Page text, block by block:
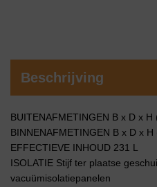
Beschrijving
BUITENAFMETINGEN B x D x
BINNENAFMETINGEN B x D x
EFFECTIEVE INHOUD 231 L
ISOLATIE Stijf ter plaatse
vacuümisolatiepanelen